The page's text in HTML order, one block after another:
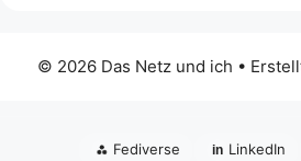
© 2026 Das Netz und ich •
⁂ Fediverse in LinkedIn